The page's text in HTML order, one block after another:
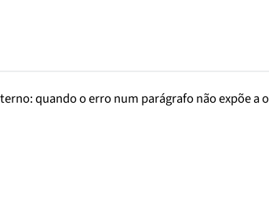
quando o erro num parágrafo não expõe